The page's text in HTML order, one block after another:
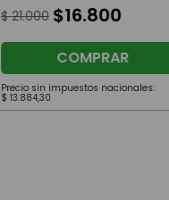
$ 21.000 $16.800
COMPRAR
Precio sin impuestos nacionales:
$ 13.884,30